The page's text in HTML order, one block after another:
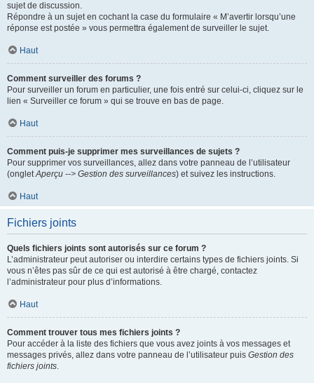
sujet de discussion.
Répondre à un sujet en cochant la case du formulaire « M’avertir lorsqu’une
réponse est postée » vous permettra également de surveiller le sujet.
Haut
Comment surveiller des forums ?
Pour surveiller un forum en particulier, une fois entré sur celui-ci, cliquez sur le
lien « Surveiller ce forum » qui se trouve en bas de page.
Haut
Comment puis-je supprimer mes surveillances de sujets ?
Pour supprimer vos surveillances, allez dans votre panneau de l’utilisateur
(ongletAperçu --> Gestion des surveillances) et suivez les instructions.
Haut
Fichiers joints
Quels fichiers joints sont autorisés sur ce forum ?
L’administrateur peut autoriser ou interdire certains types de fichiers joints. Si
vous n’êtes pas sûr de ce qui est autorisé à être chargé, contactez
l’administrateur pour plus d’informations.
Haut
Comment trouver tous mes fichiers joints ?
Pour accéder à la liste des fichiers que vous avez joints à vos messages et
messages privés, allez dans votre panneau de l’utilisateur puis Gestion des
fichiers joints.